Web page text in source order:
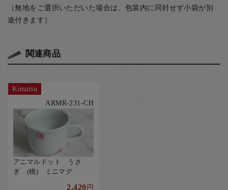
（無地をご選択いただいた場合は、包装内に同封せず小袋が別
途付きます）
関連商品
Konatsu
ARMR-231-CH
アニマルドット うさ
ぎ (桃) ミニマグ
2,420円